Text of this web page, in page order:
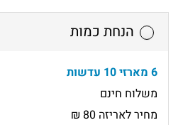
הנחת כמות
6 מארזי 10 עדשות
משלוח חינם
מחיר לאריזה 80 ₪